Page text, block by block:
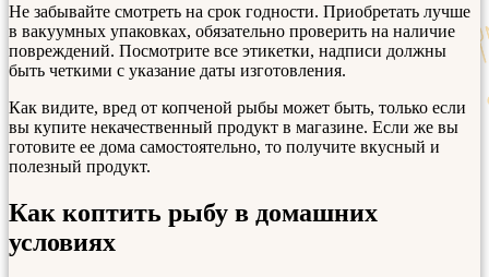
Не забывайте смотреть на срок годности. Приобретать лучше
в вакуумных упаковках, обязательно проверить на наличие
повреждений. Посмотрите все этикетки, надписи должны
быть четкими с указание даты изготовления.
Как видите, вред от копченой рыбы может быть, только если
вы купите некачественный продукт в магазине. Если же вы
готовите ее дома самостоятельно, то получите вкусный и
полезный продукт.
Как коптить рыбу в домашних
условиях